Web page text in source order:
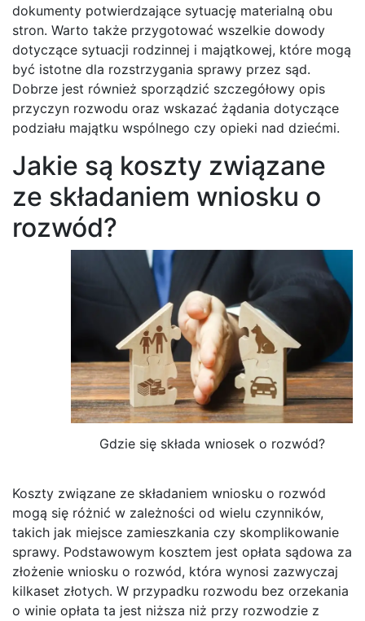
dokumenty potwierdzające sytuację materialną obu
stron. Warto także przygotować wszelkie dowody
dotyczące sytuacji rodzinnej i majątkowej, które mogą
być istotne dla rozstrzygania sprawy przez sąd.
Dobrze jest również sporządzić szczegółowy opis
przyczyn rozwodu oraz wskazać żądania dotyczące
podziału majątku wspólnego czy opieki nad dziećmi.
Jakie są koszty związane
ze składaniem wniosku o
rozwód?
Gdzie się składa wniosek o rozwód?
Koszty związane ze składaniem wniosku o rozwód
mogą się różnić w zależności od wielu czynników,
takich jak miejsce zamieszkania czy skomplikowanie
sprawy. Podstawowym kosztem jest opłata sądowa za
złożenie wniosku o rozwód, która wynosi zazwyczaj
kilkaset złotych. W przypadku rozwodu bez orzekania
o winie opłata ta jest niższa niż przy rozwodzie z